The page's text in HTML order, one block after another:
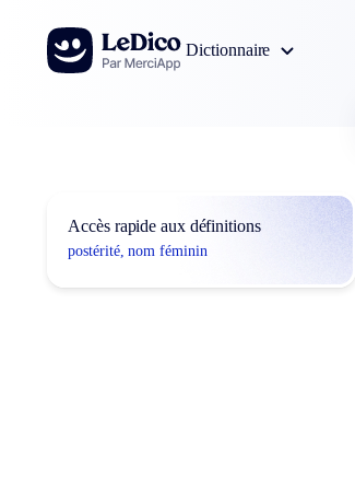
Aller au contenu
Dictionnaire
Accès rapide aux définitions
postérité, nom féminin